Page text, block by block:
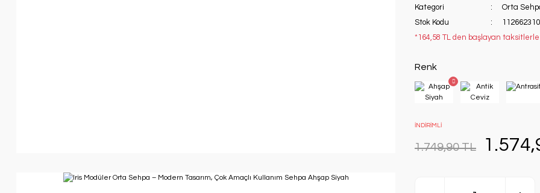
Kategori
Orta
Stok Kodu
*164,58 TL den başlayan
Renk
İNDİRİMLİ
1.749,90 TL